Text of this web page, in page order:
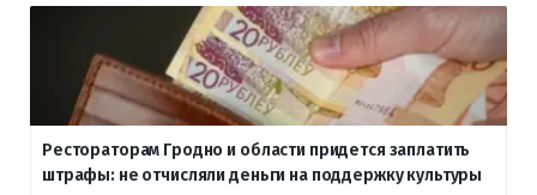
Рестораторам Гродно и области придется заплатить
штрафы: не отчисляли деньги на поддержку культуры